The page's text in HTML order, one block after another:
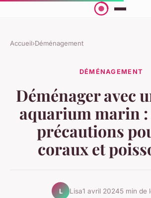
Accueil›Déménagement
DÉMÉNAGEMENT
Déménager avec
aquarium marin :
précautions
coraux et
L Lisa1 avril 20245 min de